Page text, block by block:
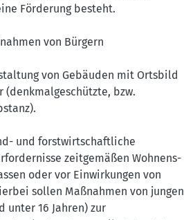
Förderung besteht.
von Bürgern
von Gebäuden mit Ortsbild
(denkmalgeschützte, bzw.
und forstwirtschaftliche
zeitgemäßen Wohnens-
oder vor Einwirkungen von
sollen Maßnahmen von jungen
unter 16 Jahren) zur